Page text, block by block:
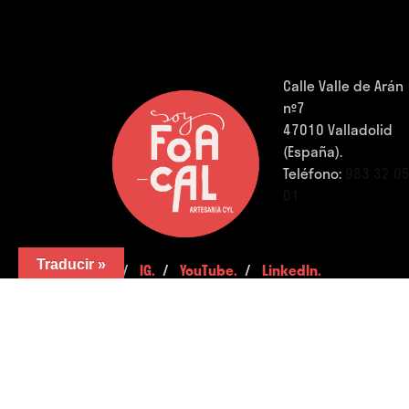
Calle Valle de Arán
nº7
47010 Valladolid
(España).
Teléfono:
FB. /IG. /YouTube. /LinkedIn.
Traducir »